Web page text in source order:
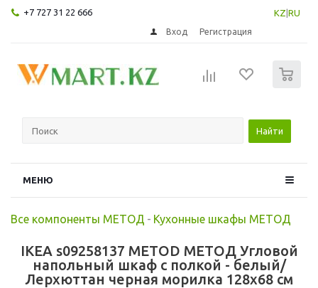
+7 727 31 22 666 KZ RU
Вход Регистрация
Найти
МЕНЮ
Все компоненты МЕТОД - Кухонные шкафы МЕТОД
IKEA s09258137 METOD МЕТОД Угловой
напольный шкаф с полкой - белый/
Лерхюттан черная морилка 128x68 см